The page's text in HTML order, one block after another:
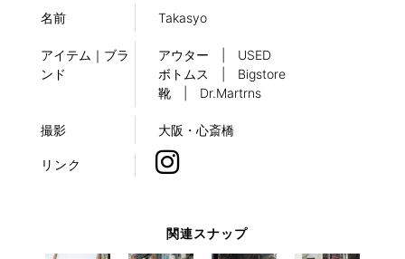
名前 Takasyo
アイテム｜ブラ
ンド
アウター | USED
ボトムス | Bigstore
靴 | Dr.Martrns
撮影 大阪・心斎橋
リンク
関連スナップ